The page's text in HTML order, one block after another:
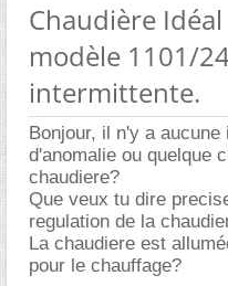
Chaudière
modèle 1101/
intermittente.
Bonjour, il n'y a
d'anomalie ou quelque
chaudiere?
Que veux tu dire
regulation de la
La chaudiere est
pour le chauffage?